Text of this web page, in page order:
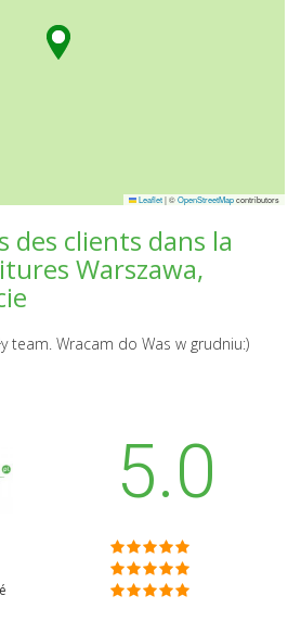
Leaflet|©OpenStreetMapcontributors
des clients dans la
Warszawa,
team. Wracam do Was w grudniu:)
5.0